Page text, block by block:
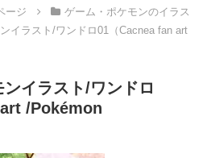
ージ
ゲーム・ポケモンのイラス
イラスト/ワンドロ01（Cacnea fan art
イラスト/ワンドロ
/Pokémon